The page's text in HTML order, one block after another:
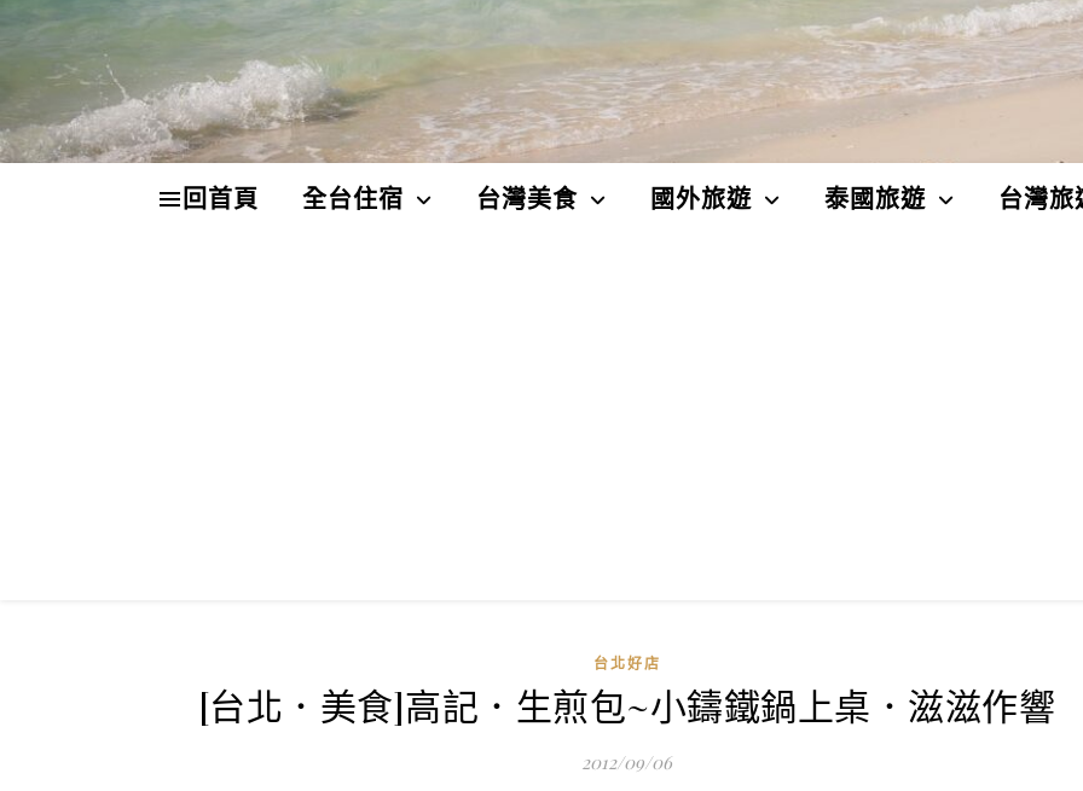
回首頁 全台住宿 台灣美食 國外旅遊 泰國旅遊 台灣旅
台北好店
[台北．美食]高記．生煎包~小鑄鐵鍋上桌．滋滋作響
2012/09/06